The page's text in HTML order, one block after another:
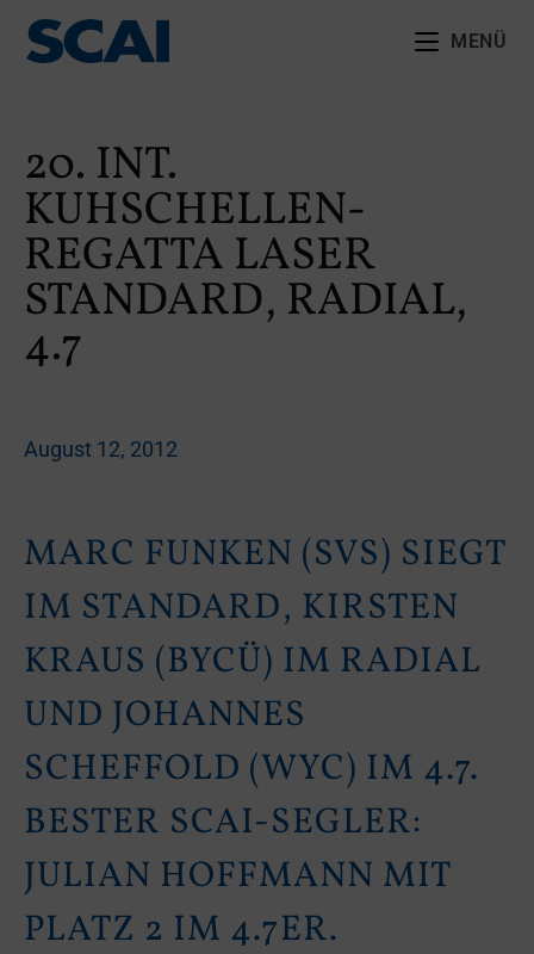
MENÜ
20. INT.
KUHSCHELLEN-
REGATTA LASER
STANDARD, RADIAL,
4.7
August 12, 2012
MARC FUNKEN (SVS) SIEGT
IM STANDARD, KIRSTEN
KRAUS (BYCÜ) IM RADIAL
UND JOHANNES
SCHEFFOLD (WYC) IM 4.7.
BESTER SCAI-SEGLER:
JULIAN HOFFMANN MIT
PLATZ 2 IM 4.7ER.